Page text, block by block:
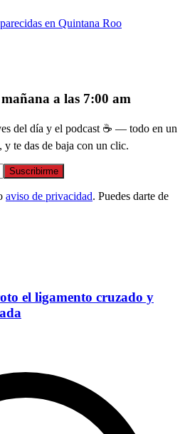
en Quintana Roo
a las 7:00 am
del día y el podcast ☕ — todo en un
te das de baja con un clic.
Suscribirme
aviso de privacidad. Puedes darte de
el ligamento cruzado y